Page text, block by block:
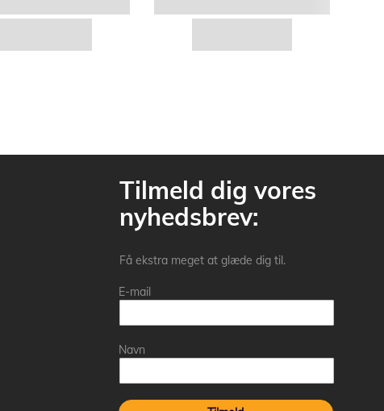
Tilmeld dig vores
nyhedsbrev:
Få ekstra meget at glæde dig til.
E-mail
Navn